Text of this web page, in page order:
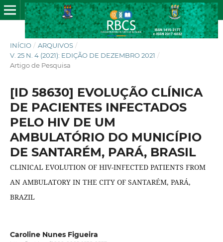
INÍCIO / ARQUIVOS /
V. 25 N. 4 (2021): EDIÇÃO DE DEZEMBRO 2021 /
Artigo de Pesquisa
[ID 58630] EVOLUÇÃO CLÍNICA
DE PACIENTES INFECTADOS
PELO HIV DE UM
AMBULATÓRIO DO MUNICÍPIO
DE SANTARÉM, PARÁ, BRASIL
CLINICAL EVOLUTION OF HIV-INFECTED PATIENTS FROM
AN AMBULATORY IN THE CITY OF SANTARÉM, PARÁ,
BRAZIL
Caroline Nunes Figueira